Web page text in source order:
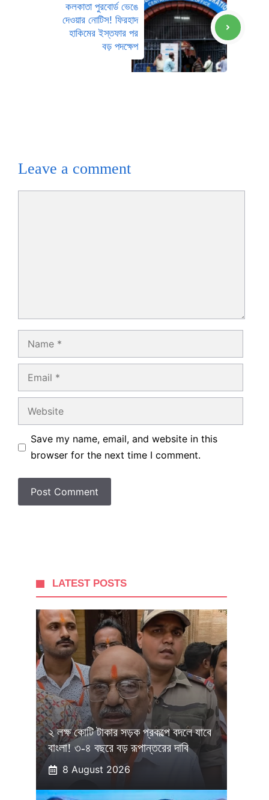
কলকাতা পুরবোর্ড ভেঙে
দেওয়ার নোটিস! ফিরহাদ
হাকিমের ইস্তফার পর
বড় পদক্ষেপ
Leave a comment
Name
Email
Website
Save my name, email, and website in this
browser for the next time I comment.
LATEST POSTS
২ লক্ষ কোটি টাকার সড়ক প্রকল্পে বদলে যাবে
বাংলা! ৩-৪ বছরে বড় রূপান্তরের দাবি
8 August 2026